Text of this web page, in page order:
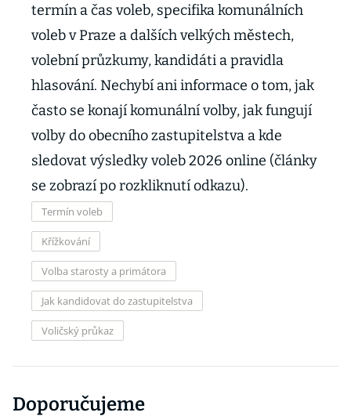
termín a čas voleb, specifika komunálních
voleb v Praze a dalších velkých městech,
volební průzkumy, kandidáti a pravidla
hlasování. Nechybí ani informace o tom, jak
často se konají komunální volby, jak fungují
volby do obecního zastupitelstva a kde
sledovat výsledky voleb 2026 online (články
se zobrazí po rozkliknutí odkazu).
Termín voleb
Křížkování
Volba starosty a primátora
Jak kandidovat do zastupitelstva
Voličský průkaz
Doporučujeme